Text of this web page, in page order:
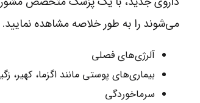
می‌شوند را به طور خلاصه مشاهده نمایید.
آلرژی‌های فصلی
بیماری‌های پوستی مانند اگزما،
سرماخوردگی